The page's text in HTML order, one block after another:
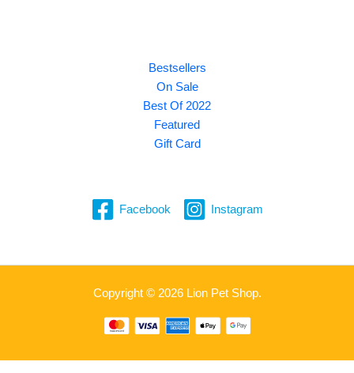
Bestsellers
On Sale
Best Of 2022
Featured
Gift Card
Facebook Instagram
Copyright © 2026 Lion Pet Shop.